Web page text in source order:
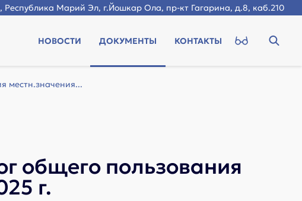
Республика Марий Эл, г.Йошкар Ола, пр-кт Гагарина, д.8, каб.210
НОВОСТИ ДОКУМЕНТЫ КОНТАКТЫ
местн.значения...
общего пользования
г.